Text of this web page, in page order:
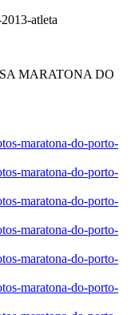
MARATONA DO